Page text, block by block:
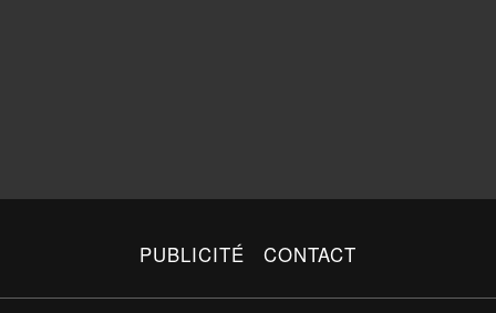
PUBLICITÉ CONTACT